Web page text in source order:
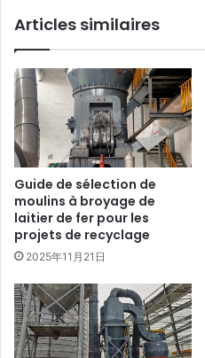
Articles similaires
Guide de sélection de
moulins à broyage de
laitier de fer pour les
projets de recyclage
2025年11月21日